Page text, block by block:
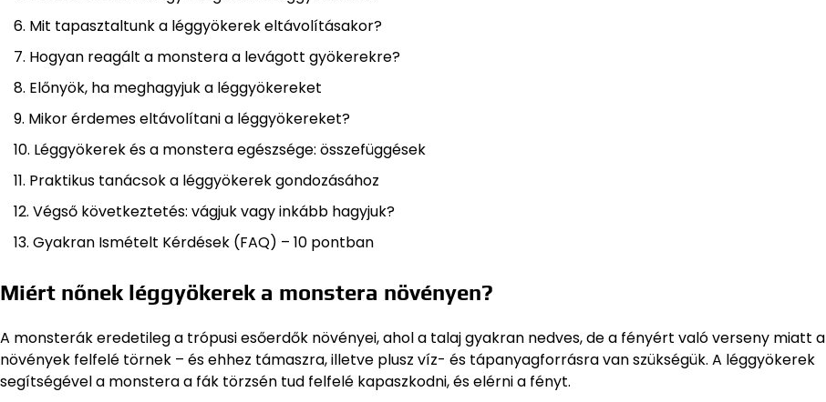
Mit tapasztaltunk a léggyökerek eltávolításakor?
Hogyan reagált a monstera a levágott gyökerekre?
Előnyök, ha meghagyjuk a léggyökereket
Mikor érdemes eltávolítani a léggyökereket?
Léggyökerek és a monstera egészsége: összefüggések
Praktikus tanácsok a léggyökerek gondozásához
Végső következtetés: vágjuk vagy inkább hagyjuk?
Gyakran Ismételt Kérdések (FAQ) – 10 pontban
Miért nőnek léggyökerek a monstera növényen?
A monsterák eredetileg a trópusi esőerdők növényei, ahol a talaj gyakran nedves, de a fényért való verseny miatt a
növények felfelé törnek – és ehhez támaszra, illetve plusz víz- és tápanyagforrásra van szükségük. A léggyökerek
segítségével a monstera a fák törzsén tud felfelé kapaszkodni, és elérni a fényt.